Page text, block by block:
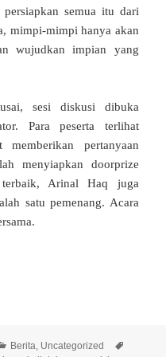
semua itu dari
mimpi-mimpi hanya akan
wujudkan impian yang
sesi diskusi dibuka
Para peserta terlihat
memberikan pertanyaan
menyiapkan doorprize
Arinal Haq juga
satu pemenang. Acara
Kategori
Berita, Uncategorized